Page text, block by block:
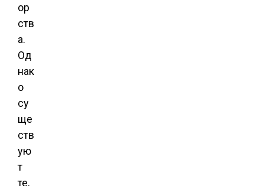
ор
ств
а.
Од
нак
о
су
ще
ств
ую
т
те,